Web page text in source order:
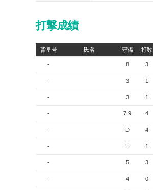
打撃成績
背番号 氏名 守備 打数
- 8 3
- 3 1
- 3 1
- 7.9 4
- D 4
- H 1
- 5 3
- 4 0